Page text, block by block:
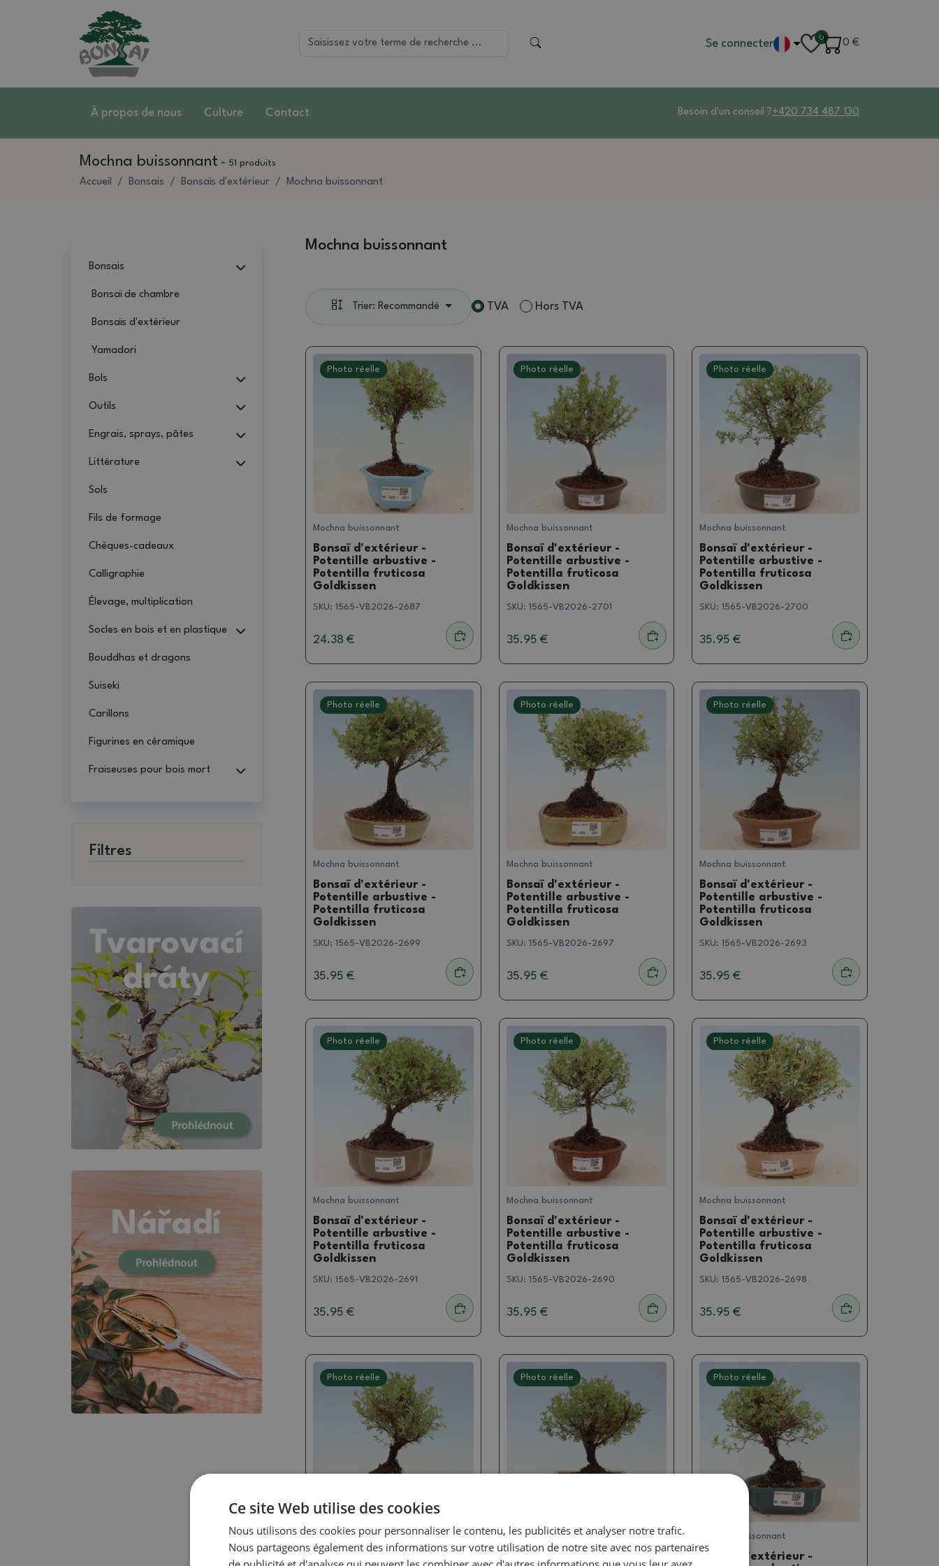
Se connecter 0
0 €
À propos de nous Culture Contact Besoin d'un conseil ?+420 734 487 130
Mochna buissonnant - 51 produits
Accueil Bonsais Bonsaïs d'extérieur Mochna buissonnant
Bonsais
Bonsaï de chambre
Bonsaïs d'extérieur
Yamadori
Bols
Outils
Engrais, sprays, pâtes
Littérature
Sols
Fils de formage
Chèques-cadeaux
Calligraphie
Élevage, multiplication
Socles en bois et en plastique
Bouddhas et dragons
Suiseki
Carillons
Figurines en céramique
Fraiseuses pour bois mort
Filtres
Mochna buissonnant
Trier: Recommandé TVA Hors TVA
Photo réelle
Mochna buissonnant
Bonsaï d'extérieur -
Potentille arbustive -
Potentilla fruticosa
Goldkissen
SKU: 1565-VB2026-2687
24.38 €
Photo réelle
Mochna buissonnant
Bonsaï d'extérieur -
Potentille arbustive -
Potentilla fruticosa
Goldkissen
SKU: 1565-VB2026-2701
35.95 €
Photo réelle
Mochna buissonnant
Bonsaï d'extérieur -
Potentille arbustive -
Potentilla fruticosa
Goldkissen
SKU:1565-VB2026-2700
35.95 €
Photo réelle
Mochna buissonnant
Bonsaï d'extérieur -
Potentille arbustive -
Potentilla fruticosa
Goldkissen
SKU: 1565-VB2026-2699
35.95 €
Photo réelle
Mochna buissonnant
Bonsaï d'extérieur -
Potentille arbustive -
Potentilla fruticosa
Goldkissen
SKU: 1565-VB2026-2697
35.95 €
Photo réelle
Mochna buissonnant
Bonsaï d'extérieur -
Potentille arbustive -
Potentilla fruticosa
Goldkissen
SKU:1565-VB2026-2693
35.95 €
Photo réelle
Mochna buissonnant
Bonsaï d'extérieur -
Potentille arbustive -
Potentilla fruticosa
Goldkissen
SKU: 1565-VB2026-2691
35.95 €
Photo réelle
Mochna buissonnant
Bonsaï d'extérieur -
Potentille arbustive -
Potentilla fruticosa
Goldkissen
SKU: 1565-VB2026-2690
35.95 €
Photo réelle
Mochna buissonnant
Bonsaï d'extérieur -
Potentille arbustive -
Potentilla fruticosa
Goldkissen
SKU:1565-VB2026-2698
35.95 €
Photo réelle
Mochna buissonnant
Bonsaï d'extérieur -
Photo réelle
Mochna buissonnant
Photo réelle
Mochna buissonnant
Bonsaï d'extérieur -
Ce site Web utilise des cookies
Nous utilisons des cookies pour personnaliser le contenu, les publicités et analyser notre trafic.
Nous partageons également des informations sur votre utilisation de notre site avec nos partenaires